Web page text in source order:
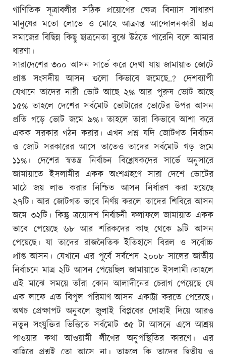
গাণিতিক সূত্রাবলীর সঠিক প্রয়োগের ক্ষেত্র বিন্যাস সাধারণ
মানুষের মতো লোভে ও মোহে আক্রান্ত আন্দোলনকারী ছাত্র
সমাজের বিছিন্ন কিছু ছাত্রনেতা বুঝে উঠতে পারেনি বলে আমার
ধারণা।
সারাদেশের ৩০০ আসন সার্ভে করে দেখা যায় জামায়াত জোটে
প্রাপ্ত সংসদীয় আসন গুলো কিভাবে জমেছে..? দেশব্যাপী
যেখানে তাদের নারী ভোট আছে ২% আর পুরুষ ভোট আছে
১৫% তাহলে দেশের সর্বমোট ভোটারের ভোটের উপর আসন
প্রতি গড়ে ভোট জমে ৯%। তাহলে তারা কিভাবে আশা করে
একক সরকার গঠন করার। এখন প্রশ্ন যদি জোটগত নির্বাচন
ও জোট সরকারের আসে তাতেও তাদের সর্বমোট গড় জমে
১১%। দেশের স্বতন্ত্র নির্বাচন বিশ্লেষকদের সার্ভে অনুসারে
জামায়াতে ইসলামীর একক অংশগ্রহণে সারা দেশে ভোটের
মাঠে জয় লাভ করার নিশ্চিত আসন নির্ধারণ করা হয়েছে
২৭টি। আর জোটগত ভাবে নির্ণয় করলে তাদের শিবিরে আসন
জমে ৩২টি। কিন্তু ত্রয়োদশ নির্বাচনী ফলাফলে জামায়াত একক
ভাবে পেয়েছে ৬৮ আর শরিকদের কাছ থেকে ৯টি আসন
পেয়েছে। যা তাদের রাজনৈতিক ইতিহাসে বিরল ও সর্বোচ্চ
প্রাপ্ত আসন। যেখানে এর পূর্বে সর্বশেষ ২০০৮ সালের জাতীয়
নির্বাচনে মাত্র ২টি আসন পেয়েছিল জামায়াতে ইসলামী।তাহলে
এই মাঝে সময়ে তাঁরা কোন আলাদীনের চেরাগ পেয়েছে যে
এক লাফে এত বিপুল পরিমাণ আসন একাট্টা করতে পেরেছে।
অথচ প্রেক্ষাপট অনুবলে জুলাই বিপ্লবের দোহাই দিয়ে আরও
নতুন সংযুক্তির ভিত্তিতে সর্বমোট ৩৫ টা আসনে এসে আশ্রয়
পাওয়ার কথা আওয়ামী লীগের অনুপস্থিতির কারণে। এর